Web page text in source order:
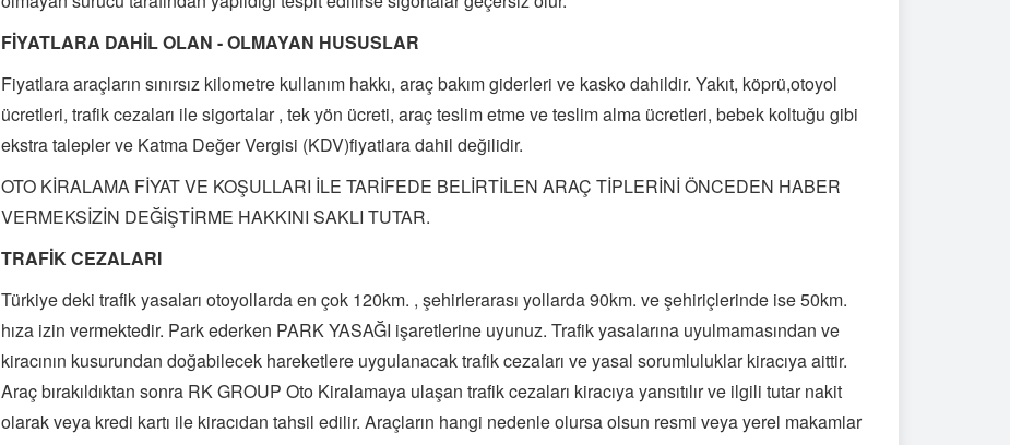
FİYATLARA DAHİL OLAN - OLMAYAN HUSUSLAR
Fiyatlara araçların sınırsız kilometre kullanım hakkı, araç bakım giderleri ve kasko dahildir. Yakıt, köprü,otoyol
ücretleri, trafik cezaları ile sigortalar , tek yön ücreti, araç teslim etme ve teslim alma ücretleri, bebek koltuğu gibi
ekstra talepler ve Katma Değer Vergisi (KDV)fiyatlara dahil değilidir.
OTO KİRALAMA FİYAT VE KOŞULLARI İLE TARİFEDE BELİRTİLEN ARAÇ TİPLERİNİ ÖNCEDEN HABER
VERMEKSİZİN DEĞİŞTİRME HAKKINI SAKLI TUTAR.
TRAFİK CEZALARI
Türkiye deki trafik yasaları otoyollarda en çok 120km. , şehirlerarası yollarda 90km. ve şehiriçlerinde ise 50km.
hıza izin vermektedir. Park ederken PARK YASAĞI işaretlerine uyunuz. Trafik yasalarına uyulmamasından ve
kiracının kusurundan doğabilecek hareketlere uygulanacak trafik cezaları ve yasal sorumluluklar kiracıya aittir.
Araç bırakıldıktan sonra RK GROUP Oto Kiralamaya ulaşan trafik cezaları kiracıya yansıtılır ve ilgili tutar nakit
olarak veya kredi kartı ile kiracıdan tahsil edilir. Araçların hangi nedenle olursa olsun resmi veya yerel makamlar